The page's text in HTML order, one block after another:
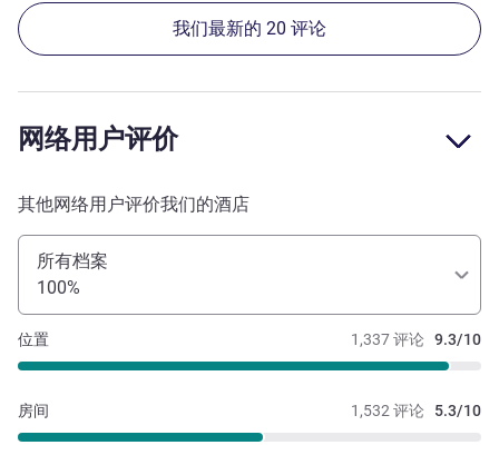
我们最新的 20 评论
网络用户评价
其他网络用户评价我们的酒店
所有档案
100%
1,337 评论 9.3/10
位置
1,532 评论 5.3/10
房间